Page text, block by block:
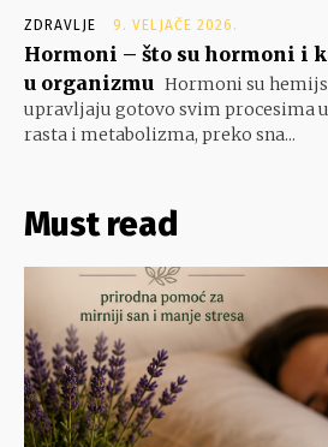
ZDRAVLJE 9. VELJAČE 2026.
Hormoni – što su hormoni i
u organizmu Hormoni su
upravljaju gotovo svim procesima
rasta i metabolizma, preko sna...
Must read